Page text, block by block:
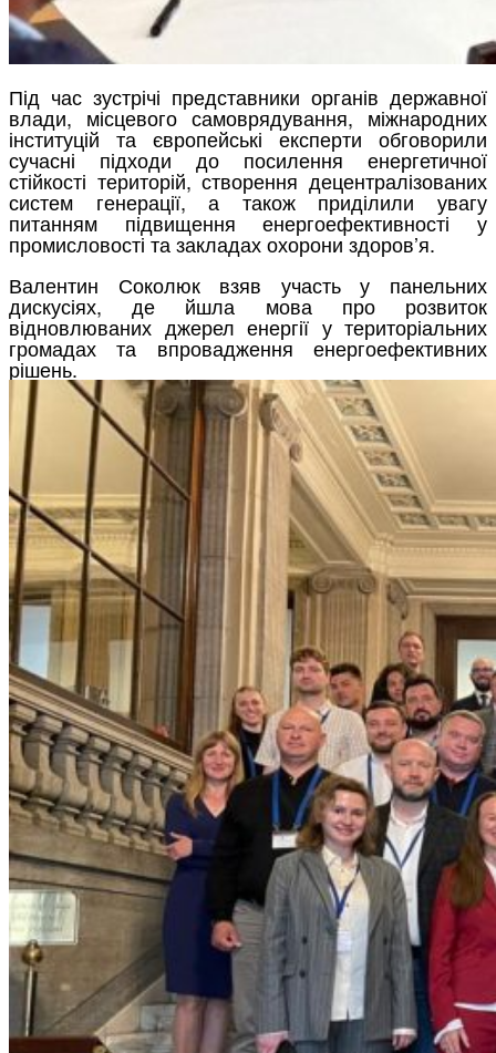
Під час зустрічі представники органів державної
влади, місцевого самоврядування, міжнародних
інституцій та європейські експерти обговорили
сучасні підходи до посилення енергетичної
стійкості територій, створення децентралізованих
систем генерації, а також приділили увагу
питанням підвищення енергоефективності у
промисловості та закладах охорони здоров’я.
Валентин Соколюк взяв участь у панельних
дискусіях, де йшла мова про розвиток
відновлюваних джерел енергії у територіальних
громадах та впровадження енергоефективних
рішень.